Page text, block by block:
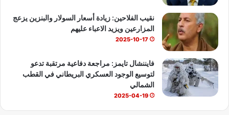
نقيب الفلاحين: زيادة أسعار السولار والبنزين يزعج
المزارعين ويزيد الاعباء عليهم
2025-10-17
فايننشال تايمز: مراجعة دفاعية مرتقبة تدعو
لتوسيع الوجود العسكري البريطاني في القطب
الشمالي
2025-04-19